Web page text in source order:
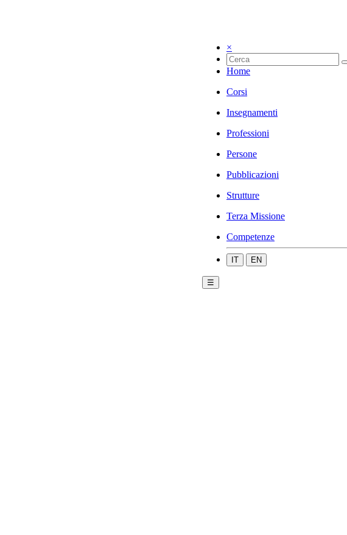
×
Home
Corsi
Insegnamenti
Professioni
Persone
Pubblicazioni
Strutture
Terza Missione
Competenze
IT EN
☰